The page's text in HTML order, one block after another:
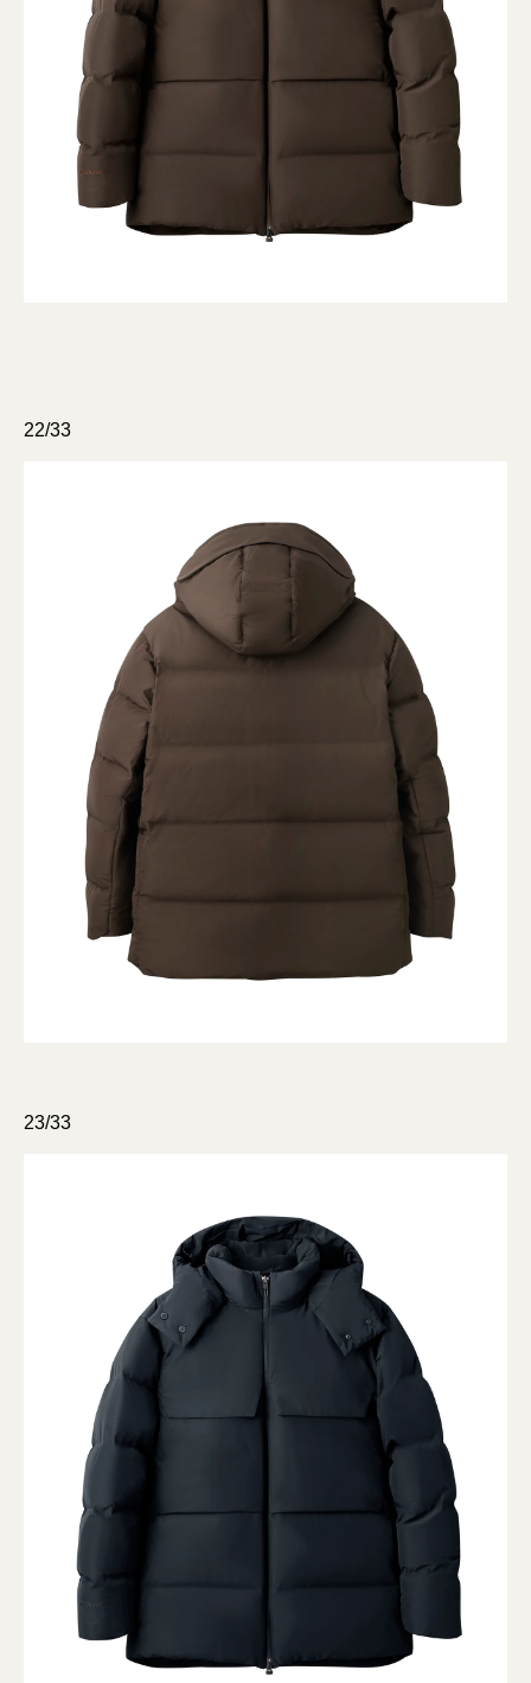
22/33
23/33